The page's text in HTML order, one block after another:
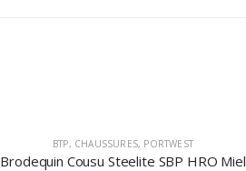
BTP, CHAUSSURES, PORTWEST
Brodequin Cousu Steelite SBP HRO Miel